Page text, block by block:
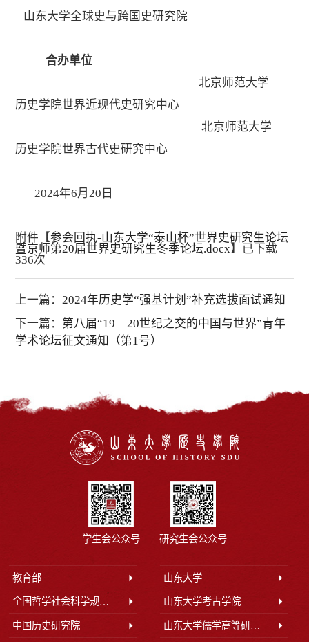
山东大学全球史与跨国史研究院
合办单位
北京师范大学
历史学院世界近现代史研究中心
北京师范大学
历史学院世界古代史研究中心
2024年6月20日
附件【参会回执-山东大学“泰山杯”世界史研究生论坛
暨京师第20届世界史研究生冬季论坛.docx】已下载
336次
上一篇：2024年历史学“强基计划”补充选拔面试通知
下一篇： 第八届“19—20世纪之交的中国与世界”青年
学术论坛征文通知（第1号）
学生会公众号 研究生会公众号
教育部 山东大学
全国哲学社会科学规划办公室 山东大学考古学院
中国历史研究院 山东大学儒学高等研究院